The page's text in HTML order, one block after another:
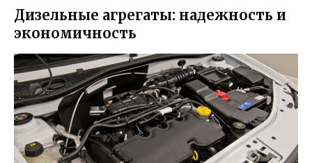
Дизельные агрегаты: надежность и
экономичность